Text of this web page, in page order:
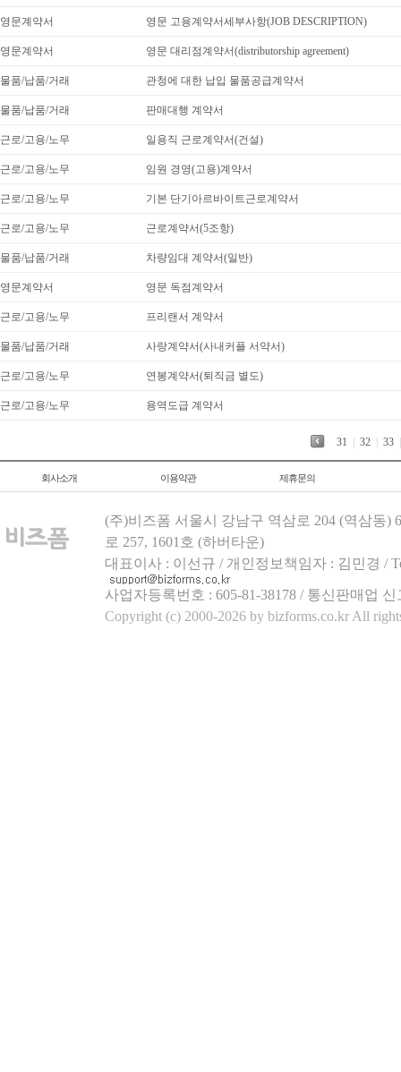
영문계약서 영문 고용계약서세부사항(JOB DESCRIPTION)
영문계약서 영문 대리점계약서(distributorship agreement)
물품/납품/거래 관청에 대한 납입 물품공급계약서
물품/납품/거래 판매대행 계약서
근로/고용/노무 일용직 근로계약서(건설)
근로/고용/노무 임원 경영(고용)계약서
근로/고용/노무 기본 단기아르바이트근로계약서
근로/고용/노무 근로계약서(5조항)
물품/납품/거래 차량임대 계약서(일반)
영문계약서 영문 독점계약서
근로/고용/노무 프리랜서 계약서
물품/납품/거래 사랑계약서(사내커플 서약서)
근로/고용/노무 연봉계약서(퇴직금 별도)
근로/고용/노무 용역도급 계약서
31 32 33
회사소개 이용약관 제휴문의
(주)비즈폼 서울시 강남구 역삼로 204 (역삼동)
로 257, 1601호 (하버타운)
대표이사 : 이선규 / 개인정보책임자 : 김민경 /
사업자등록번호 : 605-81-38178 / 통신판매업
Copyright (c) 2000-2026 by bizforms.co.kr All